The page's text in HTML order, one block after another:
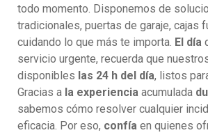
todo momento. Disponemos de
tradicionales, puertas de garaje, cajas
cuidando lo que más te importa. El día
servicio urgente, recuerda que
disponibles las 24 h del día, listos
Gracias a la experiencia acumulada
sabemos cómo resolver cualquier
eficacia. Por eso, confía en quienes